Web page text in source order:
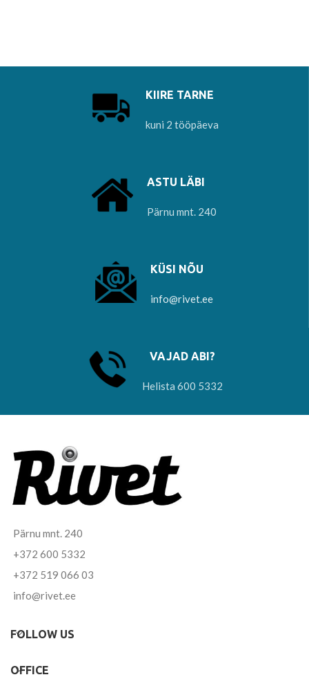
KIIRE TARNE
kuni 2 tööpäeva
ASTU LÄBI
Pärnu mnt. 240
KÜSI NÕU
info@rivet.ee
VAJAD ABI?
Helista 600 5332
Pärnu mnt. 240
+372 600 5332
+372 519 066 03
info@rivet.ee
FOLLOW US
OFFICE